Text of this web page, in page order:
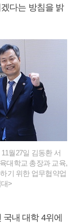
다는 방침을 밝
월27일 김동환 서
대학교 총장과 교육,
기 위한 업무협약업
>
내 대학 4위에